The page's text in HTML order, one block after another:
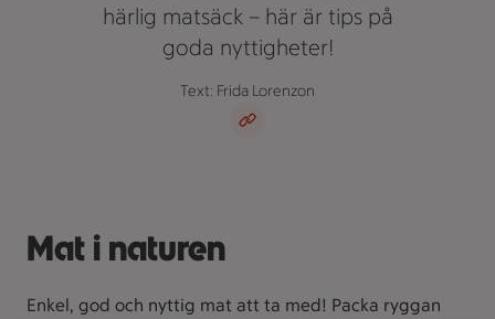
härlig matsäck – här är tips på
goda nyttigheter!
Text: Frida Lorenzon
Mat i naturen
Enkel, god och nyttig mat att ta med! Packa ryggan